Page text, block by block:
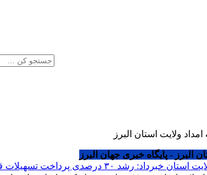
ولایت استان البرز
- پایگاه خبری جهان البرز